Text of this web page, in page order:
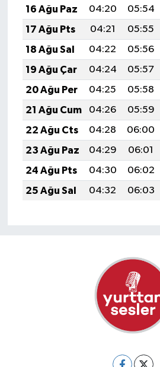
16 Ağu Paz
04:20 05:54
17 Ağu Pts
04:21 05:55
18 Ağu Sal
04:22 05:56
19 Ağu Çar
04:24 05:57
20 Ağu Per
04:25 05:58
21 Ağu Cum
04:26 05:59
22 Ağu Cts
04:28 06:00
23 Ağu Paz
04:29 06:01
24 Ağu Pts
04:30 06:02
25 Ağu Sal
04:32 06:03